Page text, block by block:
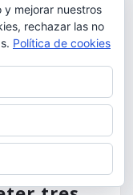
a
y mejorar nuestros
rechazar las no
Política de cookies
gestionar las cookies,